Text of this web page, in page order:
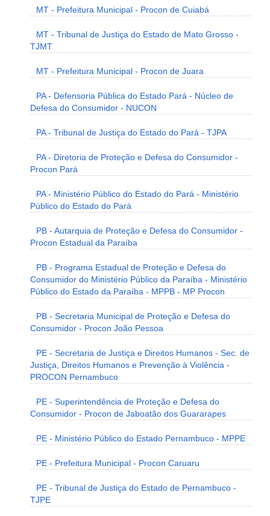
MT - Prefeitura Municipal - Procon de Cuiabá
MT - Tribunal de Justiça do Estado de Mato Grosso -
TJMT
MT - Prefeitura Municipal - Procon de Juara
PA - Defensoria Pública do Estado Pará - Núcleo de
Defesa do Consumidor - NUCON
PA - Tribunal de Justiça do Estado do Pará - TJPA
PA - Diretoria de Proteção e Defesa do Consumidor -
Procon Pará
PA - Ministério Público do Estado do Pará - Ministério
Público do Estado do Pará
PB - Autarquia de Proteção e Defesa do Consumidor -
Procon Estadual da Paraíba
PB - Programa Estadual de Proteção e Defesa do
Consumidor do Ministério Público da Paraíba - Ministério
Público do Estado da Paraíba - MPPB - MP Procon
PB - Secretaria Municipal de Proteção e Defesa do
Consumidor - Procon João Pessoa
PE - Secretaria de Justiça e Direitos Humanos - Sec. de
Justiça, Direitos Humanos e Prevenção à Violência -
PROCON Pernambuco
PE - Superintendência de Proteção e Defesa do
Consumidor - Procon de Jaboatão dos Guararapes
PE - Ministério Público do Estado Pernambuco - MPPE
PE - Prefeitura Municipal - Procon Caruaru
PE - Tribunal de Justiça do Estado de Pernambuco -
TJPE